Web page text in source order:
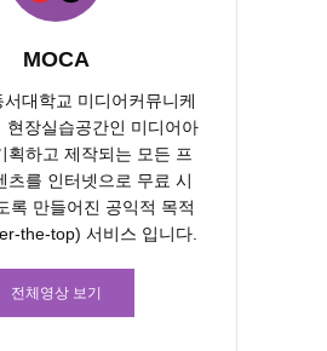
MOCA
대학교 미디어커뮤니케
현장실습공간인 미디어아
획하고 제작되는 모든 프
츠를 인터넷으로 무료 시
록 만들어진 공익적 목적
the-top) 서비스 입니다.
전체영상 보기